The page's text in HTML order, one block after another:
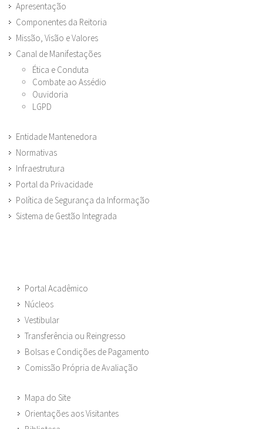
Apresentação
Componentes da Reitoria
Missão, Visão e Valores
Canal de Manifestações
Ética e Conduta
Combate ao Assédio
Ouvidoria
LGPD
Entidade Mantenedora
Normativas
Infraestrutura
Portal da Privacidade
Política de Segurança da Informação
Sistema de Gestão Integrada
Portal Acadêmico
Núcleos
Vestibular
Transferência ou Reingresso
Bolsas e Condições de Pagamento
Comissão Própria de Avaliação
Mapa do Site
Orientações aos Visitantes